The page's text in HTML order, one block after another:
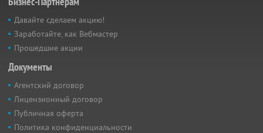
Давайте сделаем акцию!
Заработайте, как Вебмастер
Прошедшие акции
Документы
Агентский договор
Лицензионный договор
Публичная оферта
Политика конфиденциальности